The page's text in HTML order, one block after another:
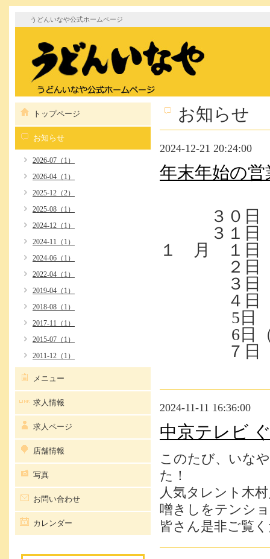
うどんいなや公式ホームページ
お知らせ
2024-12-21 20:24:00
年末年始の
３０日（
３１日（
１ 月 １日
２日
３日
４日
5 日
6日（月
７日（火
2024-11-11 16:36:00
中京テレビ
このたび、いな
た！
人気タレント木
噌きしをテンシ
皆さん是非ご覧
トップページ
お知らせ
2026-07（1）
2026-04（1）
2025-12（2）
2025-08（1）
2024-12（1）
2024-11（1）
2024-06（1）
2022-04（1）
2019-04（1）
2018-08（1）
2017-11（1）
2015-07（1）
2011-12（1）
メニュー
求人情報
求人ページ
店舗情報
写真
お問い合わせ
カレンダー